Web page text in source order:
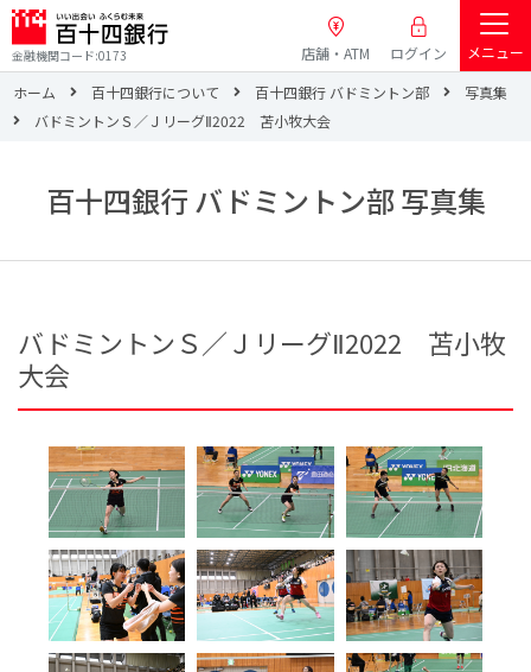
金融機関コード:0173 店舗・ATM ログイン
メニュー
ホーム
百十四銀行について 百十四銀行 バドミントン部
写真集
バドミントンＳ／ＪリーグⅡ2022 苫小牧大会
百十四銀行 バドミントン部 写真集
バドミントンＳ／ＪリーグⅡ2022 苫小牧
大会